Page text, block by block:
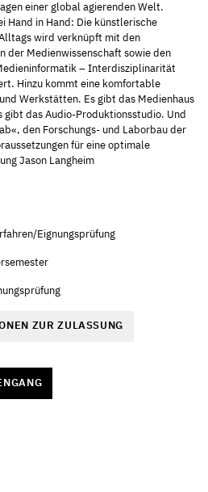
einer global agierenden Welt.
Hand in Hand: Die künstlerische
wird verknüpft mit den
der Medienwissenschaft sowie den
– Interdisziplinarität
Hinzu kommt eine komfortable
Werkstätten. Es gibt das Medienhaus
gibt das Audio-Produktionsstudio. Und
den Forschungs- und Laborbau der
für eine optimale
Jason Langheim
Eignungsprüfung
ZUR ZULASSUNG